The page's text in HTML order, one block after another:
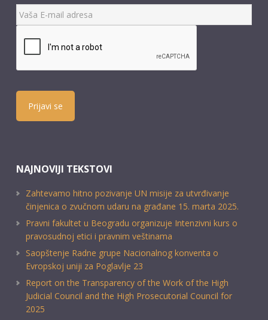
Prijavi se
NAJNOVIJI TEKSTOVI
Zahtevamo hitno pozivanje UN misije za utvrđivanje
činjenica o zvučnom udaru na građane 15. marta 2025.
Pravni fakultet u Beogradu organizuje Intenzivni kurs o
pravosudnoj etici i pravnim veštinama
Saopštenje Radne grupe Nacionalnog konventa o
Evropskoj uniji za Poglavlje 23
Report on the Transparency of the Work of the High
Judicial Council and the High Prosecutorial Council for
2025